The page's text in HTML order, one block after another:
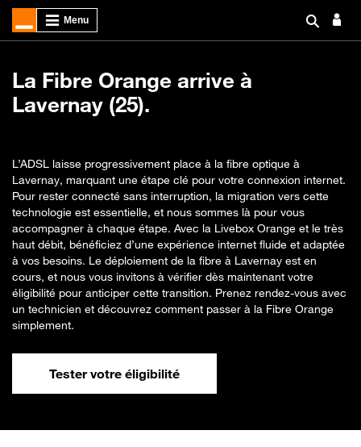
La Fibre Orange arrive à
Lavernay (25).
L’ADSL laisse progressivement place à la fibre optique à
Lavernay, marquant une étape clé pour votre connexion internet.
Pour rester connecté sans interruption, la migration vers cette
technologie est essentielle, et nous sommes là pour vous
accompagner à chaque étape. Avec la Livebox Orange et le très
haut débit, bénéficiez d’une expérience internet fluide et adaptée
à vos besoins. Le déploiement de la fibre à Lavernay est en
cours, et nous vous invitons à vérifier dès maintenant votre
éligibilité pour anticiper cette transition. Prenez rendez-vous avec
un technicien et découvrez comment passer à la Fibre Orange
simplement.
Tester votre éligibilité